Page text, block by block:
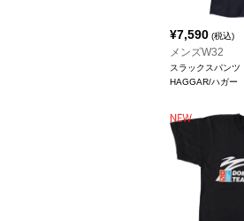
¥7,590 (税込)
メンズW32
スラックスパンツ
HAGGAR/ハガー